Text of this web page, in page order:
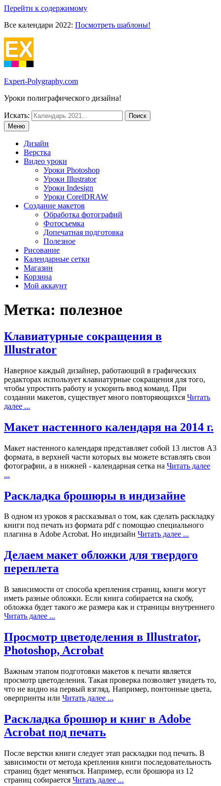
Перейти к содержимому
Все календари 2022: Посмотреть шаблоны!
Expert-Polygraphy.com
Уроки полиграфического дизайна!
Искать:
Меню
Дизайн
Верстка
Видео уроки
Уроки Photoshop
Уроки Illustrator
Уроки Indesign
Уроки CorelDRAW
Создание макетов
Обработка фотографий
Фотосъемка
Допечатная подготовка
Полезное
Рисование
Календарные сетки
Магазин
Корзина
Мой аккаунт
Метка: полезное
Клавиатурные сокращения в
Illustrator
Наверное каждый дизайнер, работающий в графических
редакторах использует клавиатурные сокращения для того,
чтобы упростить работу и ускорить ввод команд. При
создании макетов, существует много повторяющихся Читать
далее ...
Макет настенного календаря на 2014 г.
Макет настенного календаря представляет собой 13 листов А3
формата, в верхней части которых вы можете вставлять свои
фотографии, а в нижней - календарная сетка на Читать далее
...
Раскладка брошюры в индизайне
В одном из уроков я рассказывал о том, как сделать раскладку
книги под печать из формата pdf с помощью специального
плагина в Adobe Acrobat. Но индизайн Читать далее ...
Делаем макет обложки для твердого
переплета
В зависимости от способа крепления страниц, книги могут
иметь разные обложки. Если книга собирается на скобу,
обложка будет такого же размера как и страницы внутреннего
Читать далее ...
Просмотр цветоделения в Illustrator,
Photoshop, Acrobat
Важным этапом подготовки макетов к печати является
просмотр цветоделения. Такая проверка позволяет увидеть то,
что не видно на первый взгляд. Например, понтонные цвета,
оверпринты или Читать далее ...
Раскладка брошюр и книг в Adobe
Acrobat под печать
После верстки книги следует этап раскладки под печать. В
зависимости от метода крепления книги последовательность
страниц будет меняться. Например, если брошюра из 12
страниц собирается Читать далее ...